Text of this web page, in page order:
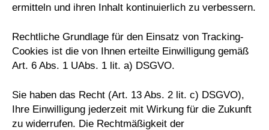
ermitteln und ihren Inhalt kontinuierlich zu verbessern.
Rechtliche Grundlage für den Einsatz von Tracking-
Cookies ist die von Ihnen erteilte Einwilligung gemäß
Art. 6 Abs. 1 UAbs. 1 lit. a) DSGVO.
Sie haben das Recht (Art. 13 Abs. 2 lit. c) DSGVO),
Ihre Einwilligung jederzeit mit Wirkung für die Zukunft
zu widerrufen. Die Rechtmäßigkeit der